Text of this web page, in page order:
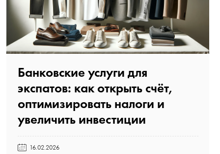
Банковские услуги для
экспатов: как открыть счёт,
оптимизировать налоги и
увеличить инвестиции️
16.02.2026